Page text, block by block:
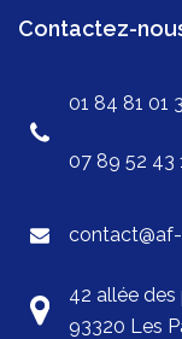
Contactez-
01 84 81 01
07 89 52 43
42 allée des
93320 Les